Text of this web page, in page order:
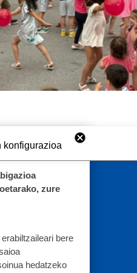
konfigurazioa
zure
bere
hedatzeko